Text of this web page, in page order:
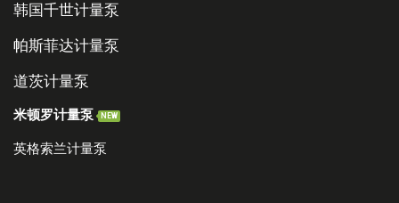
韩国千世计量泵
帕斯菲达计量泵
道茨计量泵
米顿罗计量泵 NEW
英格索兰计量泵